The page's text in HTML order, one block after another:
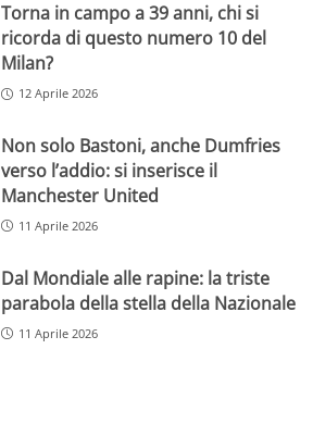
Torna in campo a 39 anni, chi si
ricorda di questo numero 10 del
Milan?
12 Aprile 2026
Non solo Bastoni, anche Dumfries
verso l’addio: si inserisce il
Manchester United
11 Aprile 2026
Dal Mondiale alle rapine: la triste
parabola della stella della Nazionale
11 Aprile 2026